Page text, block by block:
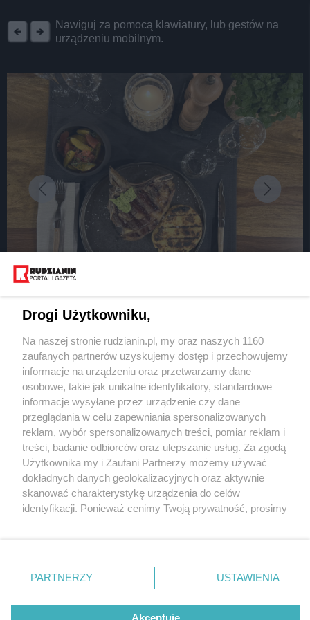
Nawiguj za pomocą klawiatury, lub gestów na
urządzeniu mobilnym.
Dlaczego nie!
7 / 8
Restauracja Spichlerz 3
Wydawca mediów
Nie zapomnij
zapoznać się z:
polityką prywatności regulamin korzystania z portali
Twojemiasto
Piekary Śląskie
Chorzów
Tarnowskie Góry
Gliwice
Skontakuj sięz nami
Kontakt
Wydawca
Redakcja
Drogi Użytkowniku,
Na naszej stronie rudzianin.pl, my oraz naszych 1160
zaufanych partnerów uzyskujemy dostęp i przechowujemy
informacje na urządzeniu oraz przetwarzamy dane
osobowe, takie jak unikalne identyfikatory, standardowe
informacje wysyłane przez urządzenie czy dane
przeglądania w celu zapewniania spersonalizowanych
reklam, wybór spersonalizowanych treści, pomiar reklam i
treści, badanie odbiorców oraz ulepszanie usług. Za zgodą
Użytkownika my i Zaufani Partnerzy możemy używać
dokładnych danych geolokalizacyjnych oraz aktywnie
skanować charakterystykę urządzenia do celów
identyfikacji. Ponieważ cenimy Twoją prywatność, prosimy
prywatności znajdujący się w lewym dolnym rogu strony
. Niektóre rodzaje przetwarzania danych nie wymagają
zgody użytkownika, ale masz prawo sprzeciwić się
takiemu przetwarzaniu. Preferencje będą miały
PARTNERZY USTAWIENIA
Akceptuję